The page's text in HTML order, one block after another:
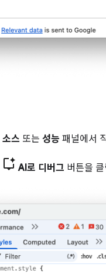
소스 또는 성능 패널에서
AI로 디버그 버튼을